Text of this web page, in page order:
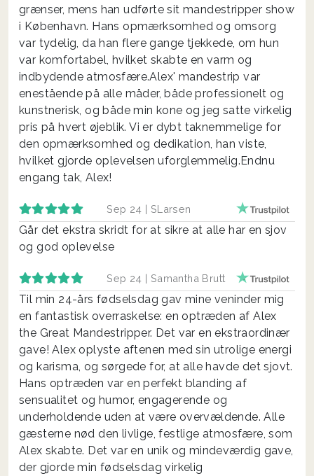
grænser, mens han udførte sit mandestripper show
i København. Hans opmærksomhed og omsorg
var tydelig, da han flere gange tjekkede, om hun
var komfortabel, hvilket skabte en varm og
indbydende atmosfære.Alex' mandestrip var
enestående på alle måder, både professionelt og
kunstnerisk, og både min kone og jeg satte virkelig
pris på hvert øjeblik. Vi er dybt taknemmelige for
den opmærksomhed og dedikation, han viste,
hvilket gjorde oplevelsen uforglemmelig.Endnu
engang tak, Alex!
Sep 24 | SLarsen
Går det ekstra skridt for at sikre at alle har en sjov
og god oplevelse
Sep 24 | Samantha Brutt
Til min 24-års fødselsdag gav mine veninder mig
en fantastisk overraskelse: en optræden af Alex
the Great Mandestripper. Det var en ekstraordinær
gave! Alex oplyste aftenen med sin utrolige energi
og karisma, og sørgede for, at alle havde det sjovt.
Hans optræden var en perfekt blanding af
sensualitet og humor, engagerende og
underholdende uden at være overvældende. Alle
gæsterne nød den livlige, festlige atmosfære, som
Alex skabte. Det var en unik og mindeværdig gave,
der gjorde min fødselsdag virkelig